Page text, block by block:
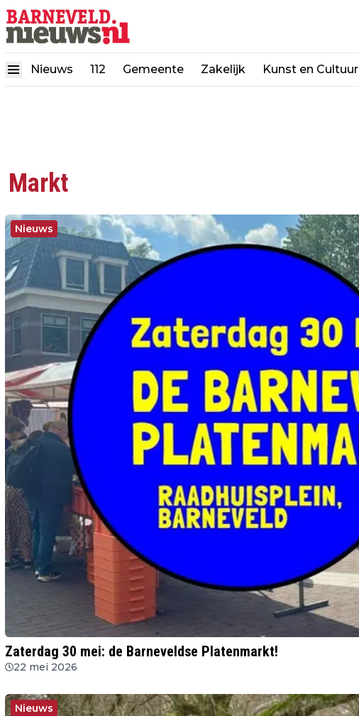
Nieuws 112 Gemeente Zakelijk Kunst en Cultuur
Markt
Nieuws
Zaterdag 30 mei: de Barneveldse Platenmarkt!
22 mei 2026
Nieuws